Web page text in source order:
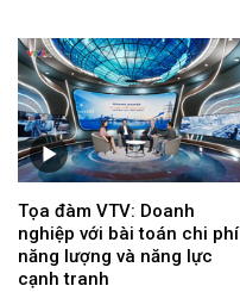
Tọa đàm VTV: Doanh
nghiệp với bài toán chi phí
năng lượng và năng lực
cạnh tranh